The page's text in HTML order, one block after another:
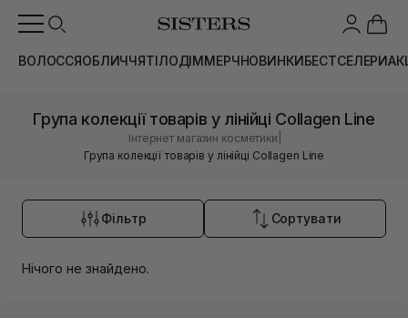
ВОЛОССЯОБЛИЧЧЯТІЛОДІММЕРЧНОВИНКИБЕСТСЕЛЕРИ
Група колекції товарів у лінійці Collagen Line
Інтернет магазин косметики
Група колекції товарів у лінійці Collagen Line
Фільтр Сортувати
Нічого не знайдено.